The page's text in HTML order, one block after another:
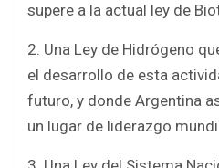
supere a la actual ley de
2. Una Ley de Hidrógeno
el desarrollo de esta
futuro, y donde Argentina
un lugar de liderazgo